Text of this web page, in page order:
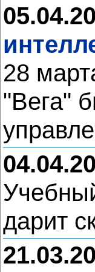
28
"Вега"
дарит